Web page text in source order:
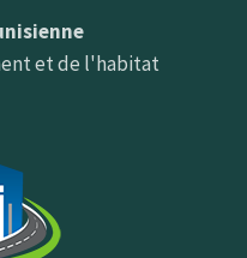
et de l'habitat